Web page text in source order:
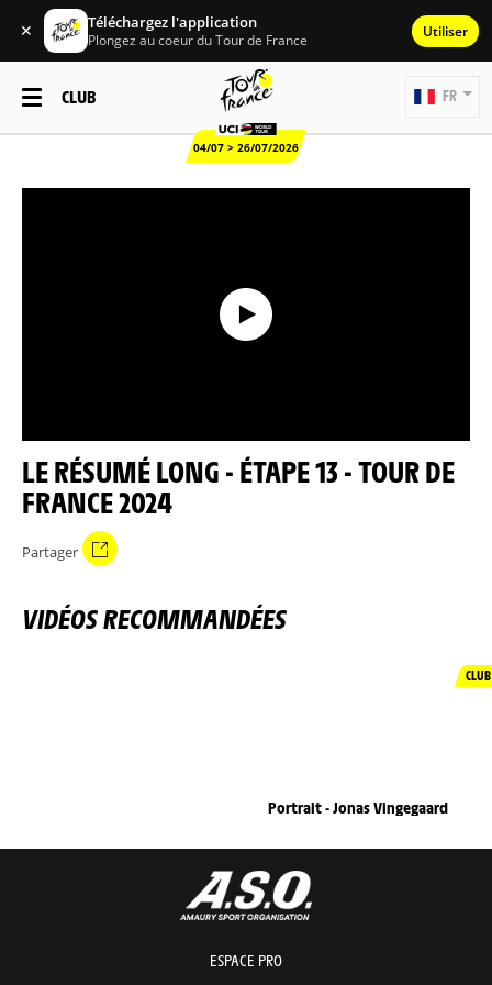
✕ Téléchargez l'application
Plongez au coeur du Tour de France Utiliser
CLUB
04/07 > 26/07/2026
FR
LE RÉSUMÉ LONG - ÉTAPE 13 - TOUR DE
FRANCE 2024
Partager
VIDÉOS RECOMMANDÉES
CLUB
Portrait - Jonas Vingegaard
ESPACE PRO